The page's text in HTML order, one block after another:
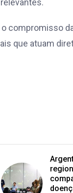
compromisso
que atuam